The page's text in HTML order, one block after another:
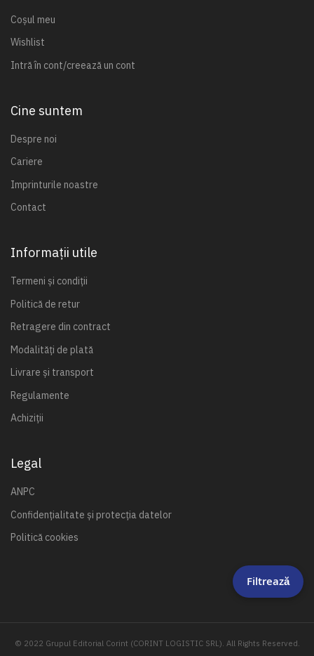
Coșul meu
Wishlist
Intră în cont/creează un cont
Cine suntem
Despre noi
Cariere
Imprinturile noastre
Contact
Informații utile
Termeni și condiții
Politică de retur
Retragere din contract
Modalități de plată
Livrare și transport
Regulamente
Achiziții
Legal
ANPC
Confidențialitate și protecția datelor
Politică cookies
© 2022 Grupul Editorial Corint (CORINT LOGISTIC SRL). All Rights Reserved.
Filtrează